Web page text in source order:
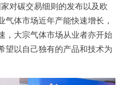
对碳交易细则的发布以及欧
体市场近年产能快速增长，
，大宗气体市场从业者亦开始
望以自己独有的产品和技术为